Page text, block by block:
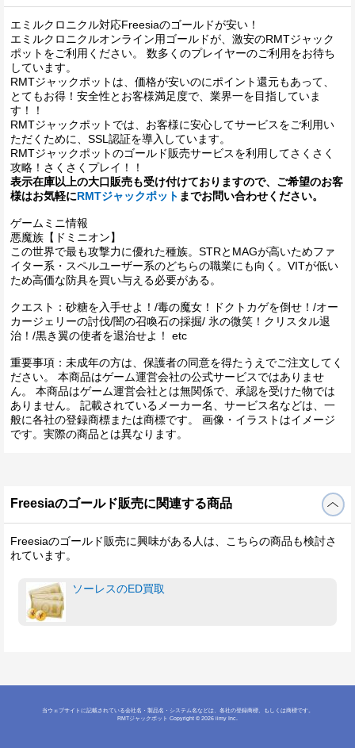
エミルクロニクル対応Freesiaのゴールドが安い！
エミルクロニクルオンライン用ゴールドが、激安のRMTジャック
ポットをご利用ください。 数多くのプレイヤーのご利用をお待ち
しています。
RMTジャックポットは、価格が安いのにポイント還元もあって、
とてもお得！安全性とお客様満足度で、業界一を目指していま
す！！
RMTジャックポットでは、お客様に安心してサービスをご利用い
ただくために、SSL認証を導入しています。
RMTジャックポットのゴールド販売サービスを利用してさくさく
攻略！さくさくプレイ！！
表示在庫以上の大口販売も受け付けておりますので、ご希望のお客
様はお気軽にRMTジャックポット までお問い合わせください。
ゲームミニ情報
悪魔族【ドミニオン】
この世界で最も攻撃力に優れた種族。STRとMAGが高いためファ
イター系・スペルユーザー系のどちらの職業にも向く。VITが低い
ため高価な防具を買い与える必要がある。
クエスト：砂糖を入手せよ！/毒の魔女！ドクトカゲを倒せ！/オー
カージェリーの討伐/闇の召喚石の採掘/ 氷の微笑！クリスタル退
治！/黒き翼の使者を退治せよ！ etc
重要事項：未成年の方は、保護者の同意を得たうえでご注文してく
ださい。 本商品はゲーム運営会社の公式サービスではありませ
ん。 本商品はゲーム運営会社とは無関係で、承認を受けた物では
ありません。 記載されているメーカー名、サービス名などは、一
般に各社の登録商標または商標です。 画像・イラストはイメージ
です。実際の商品とは異なります。
Freesiaのゴールド販売に関連する商品
Freesiaのゴールド販売に興味がある人は、こちらの商品も検討さ
れています。
ソーレスのED買取
当ウェブサイトに記載されている会社名・製品名・システム名などは、各社の登録商標、もしくは商標です。
RMTジャックポット Copyright © 2026 iimy Inc.